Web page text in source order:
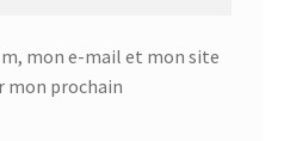
mon e-mail et mon site
mon prochain